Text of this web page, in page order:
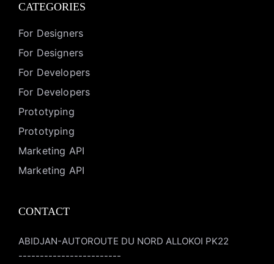
CATEGORIES
For Designers
For Designers
For Developers
For Developers
Prototyping
Prototyping
Marketing API
Marketing API
CONTACT
ABIDJAN-AUTOROUTE DU NORD ALLOKOI PK22
------------------------